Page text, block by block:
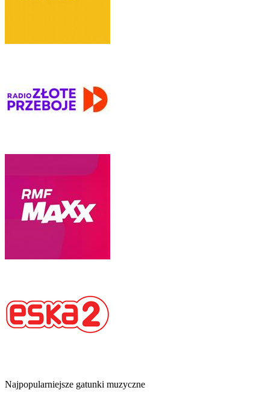
Najpopularniejsze gatunki muzyczne